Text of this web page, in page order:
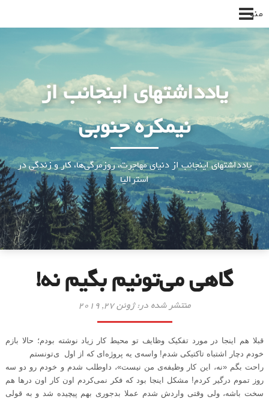
پرش
به
محتوا
منو
یادداشتهای اینجانب از
نیمکره جنوبی
یادداشتهای اینجانب از دنیای مهاجرت، روزمرگی‌ها، کار و زندگی در
استرالیا
گاهی می‌تونیم بگیم نه!
منتشر شده در: ژوئن 27, 2019
قبلا هم اینجا در مورد تفکیک وظایف تو محیط کار زیاد نوشته بودم؛ حالا بازم
خودم دچار اشتباه تاکتیکی شدم! واسه‌ی یه پروژه‌ای که از اول ی‌تونستم
راحت بگم «نه، این کار وظیفه‌ی من نیست»، داوطلب شدم و خودم رو دو سه
روز تموم درگیر کردم! مشکل اینجا بود که فکر نمی‌کردم اون کار اون درها هم
سخت باشه، ولی وقتی واردش شدم عملا بدجوری بهم پیچیده شد و به قولی